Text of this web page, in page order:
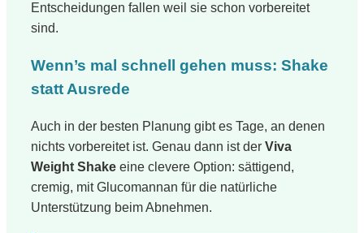
Entscheidungen fallen weil sie schon vorbereitet
sind.
Wenn’s mal schnell gehen muss: Shake
statt Ausrede
Auch in der besten Planung gibt es Tage, an denen
nichts vorbereitet ist. Genau dann ist der Viva
Weight Shake eine clevere Option: sättigend,
cremig, mit Glucomannan für die natürliche
Unterstützung beim Abnehmen.